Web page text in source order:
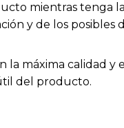
mientras tenga
y de los
la máxima calidad
del producto.